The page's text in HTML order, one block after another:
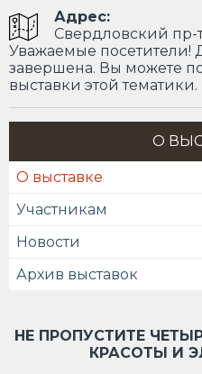
Адрес:
Свердловский пр-
Уважаемые посетители!
завершена. Вы можете
выставки этой тематики.
О
О выставке
Участникам
Новости
Архив выставок
НЕ ПРОПУСТИТЕ
КРАСОТЫ И